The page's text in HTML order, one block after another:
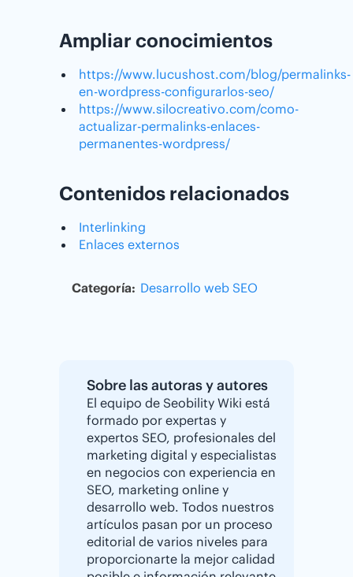
Ampliar conocimientos
https://www.lucushost.com/blog/permalinks-
en-wordpress-configurarlos-seo/
https://www.silocreativo.com/como-
actualizar-permalinks-enlaces-
permanentes-wordpress/
Contenidos relacionados
Interlinking
Enlaces externos
Categoría: Desarrollo web SEO
Sobre las autoras y autores
El equipo de Seobility Wiki está
formado por expertas y
expertos SEO, profesionales del
marketing digital y especialistas
en negocios con experiencia en
SEO, marketing online y
desarrollo web. Todos nuestros
artículos pasan por un proceso
editorial de varios niveles para
proporcionarte la mejor calidad